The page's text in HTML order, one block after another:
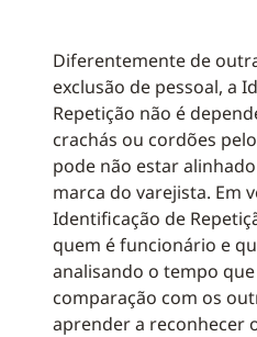
Diferentemente de
exclusão de pessoal, a
Repetição não é
crachás ou cordões
pode não estar
marca do varejista. Em
Identificação de
quem é funcionário e
analisando o tempo
comparação com os
aprender a reconhecer